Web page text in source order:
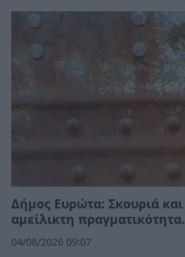
Δήμος Ευρώτα: Σκουριά
αμείλικτη
04/08/2026 09:07